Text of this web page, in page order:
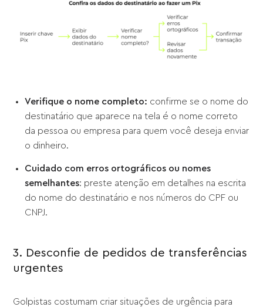
Verifique o nome completo: confirme se o nome do
destinatário que aparece na tela é o nome correto
da pessoa ou empresa para quem você deseja enviar
o dinheiro.
Cuidado com erros ortográficos ou nomes
semelhantes: preste atenção em detalhes na escrita
do nome do destinatário e nos números do CPF ou
CNPJ.
3. Desconfie de pedidos de transferências
urgentes
Golpistas costumam criar situações de urgência para